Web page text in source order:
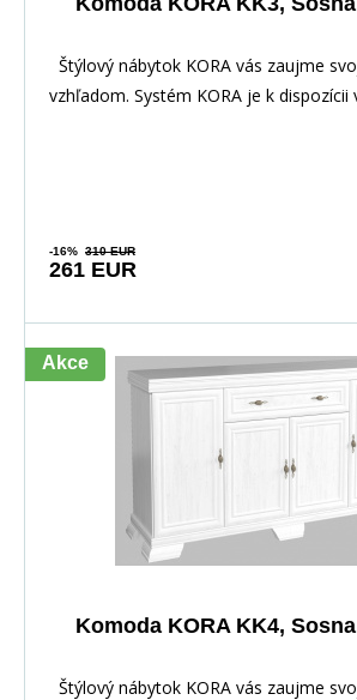
Štýlový nábytok KORA vás zaujme
vzhľadom. Systém KORA je k dispozícii
-16% 310 EUR
261 EUR
Akce
Komoda KORA KK4,
Štýlový nábytok KORA vás zaujme